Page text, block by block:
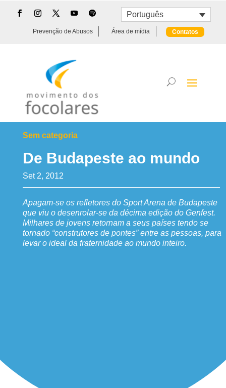
Português
Prevenção de Abusos Área de mídia Contatos
Sem categoria
De Budapeste ao mundo
Set 2, 2012
Apagam-se os refletores do Sport Arena de Budapeste
que viu o desenrolar-se da décima edição do Genfest.
Milhares de jovens retornam a seus países tendo se
tornado “construtores de pontes” entre as pessoas, para
levar o ideal da fraternidade ao mundo inteiro.